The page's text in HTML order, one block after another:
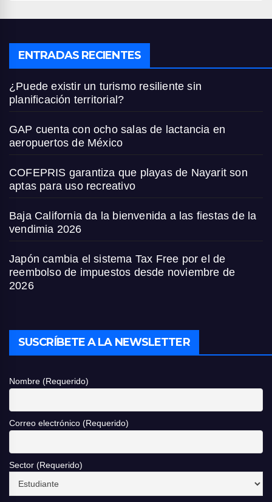
ENTRADAS RECIENTES
¿Puede existir un turismo resiliente sin
planificación territorial?
GAP cuenta con ocho salas de lactancia en
aeropuertos de México
COFEPRIS garantiza que playas de Nayarit son
aptas para uso recreativo
Baja California da la bienvenida a las fiestas de la
vendimia 2026
Japón cambia el sistema Tax Free por el de
reembolso de impuestos desde noviembre de
2026
SUSCRÍBETE A LA NEWSLETTER
Nombre (Requerido)
Correo electrónico (Requerido)
Sector (Requerido)